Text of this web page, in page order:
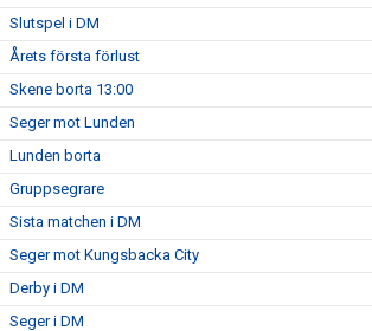
Slutspel i DM
Årets första förlust
Skene borta 13:00
Seger mot Lunden
Lunden borta
Gruppsegrare
Sista matchen i DM
Seger mot Kungsbacka City
Derby i DM
Seger i DM